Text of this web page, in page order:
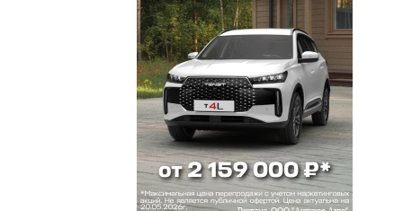
9 сентября 2021 в 12:06:
Молодец, Сакен! Так их, бюрократов. Особенно
понравилось: «Сами архитекторы государству
оказались не нужны фактически и философски».